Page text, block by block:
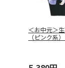
＜お中元＞
（ピンク系